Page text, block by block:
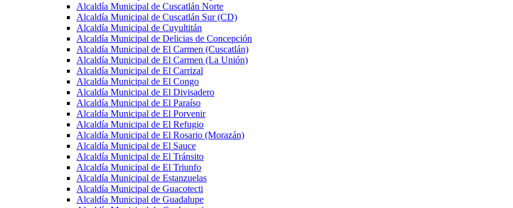
Alcaldía Municipal de Cuscatlán Norte
Alcaldía Municipal de Cuscatlán Sur (CD)
Alcaldía Municipal de Cuyultitán
Alcaldía Municipal de Delicias de Concepción
Alcaldía Municipal de El Carmen (Cuscatlán)
Alcaldía Municipal de El Carmen (La Unión)
Alcaldía Municipal de El Carrizal
Alcaldía Municipal de El Congo
Alcaldía Municipal de El Divisadero
Alcaldía Municipal de El Paraíso
Alcaldía Municipal de El Porvenir
Alcaldía Municipal de El Refugio
Alcaldía Municipal de El Rosario (Morazán)
Alcaldía Municipal de El Sauce
Alcaldía Municipal de El Tránsito
Alcaldía Municipal de El Triunfo
Alcaldía Municipal de Estanzuelas
Alcaldía Municipal de Guacotecti
Alcaldía Municipal de Guadalupe